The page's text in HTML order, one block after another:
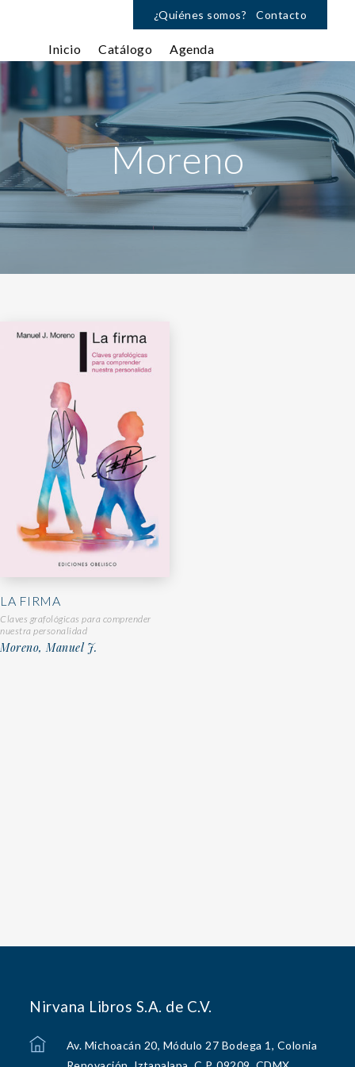
¿Quiénes somos? Contacto
Inicio Catálogo Agenda
Moreno
LA FIRMA
Claves grafológicas para comprender
nuestra personalidad
Moreno, Manuel J.
Nirvana Libros S.A. de C.V.
Av. Michoacán 20, Módulo 27 Bodega 1, Colonia